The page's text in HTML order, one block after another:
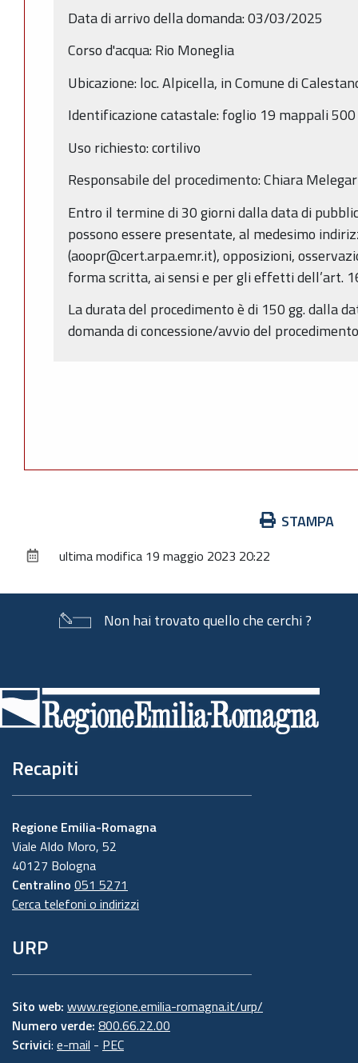
Data di arrivo della domanda: 03/03/2025
Corso d'acqua: Rio Moneglia
Ubicazione: loc. Alpicella, in Comune di
Identificazione catastale: foglio 19 mappali
Uso richiesto: cortilivo
Responsabile del procedimento: Chiara
Entro il termine di 30 giorni dalla data di
possono essere presentate, al medesimo
(aoopr@cert.arpa.emr.it), opposizioni,
forma scritta, ai sensi e per gli effetti dell’art.
La durata del procedimento è di 150 gg. dalla
domanda di concessione/avvio del
documento
STAMPA
ultima modifica 19 maggio 2023 20:22
Non hai trovato quello che cerchi ?
di
pagina
Recapiti
Regione Emilia-Romagna
Viale Aldo Moro, 52
40127 Bologna
Centralino 051 5271
Cerca telefoni o indirizzi
URP
Sito web: www.regione.emilia-romagna.it/urp/
Numero verde: 800.66.22.00
Scrivici: e-mail - PEC